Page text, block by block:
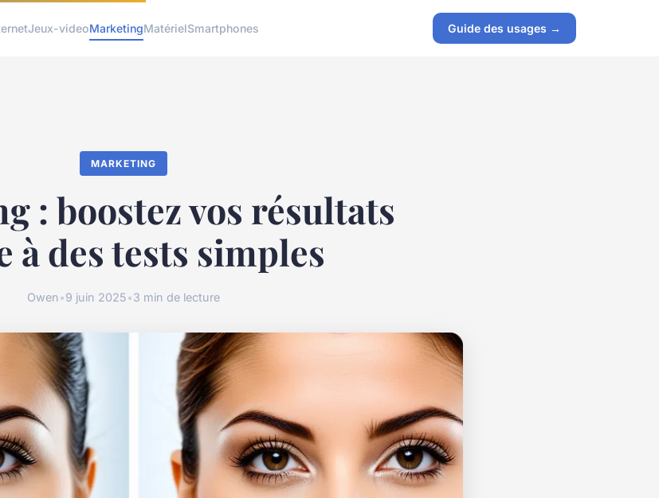
Jeux-videoMarketingMatérielSmartphones Guide des usages →
MARKETING
: boostez vos résultats
à des tests simples
Owen•9 juin 2025•3 min de lecture